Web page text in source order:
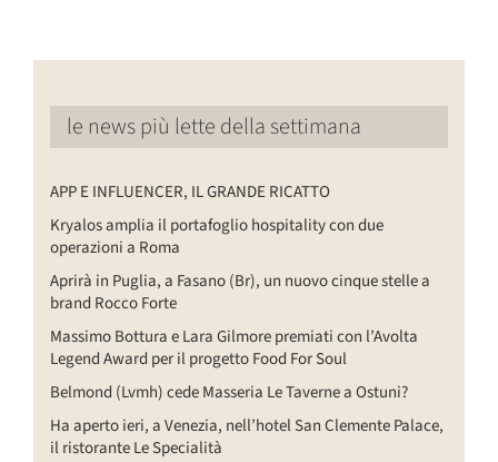
le news più lette della settimana
APP E INFLUENCER, IL GRANDE RICATTO
Kryalos amplia il portafoglio hospitality con due
operazioni a Roma
Aprirà in Puglia, a Fasano (Br), un nuovo cinque stelle a
brand Rocco Forte
Massimo Bottura e Lara Gilmore premiati con l’Avolta
Legend Award per il progetto Food For Soul
Belmond (Lvmh) cede Masseria Le Taverne a Ostuni?
Ha aperto ieri, a Venezia, nell’hotel San Clemente Palace,
il ristorante Le Specialità